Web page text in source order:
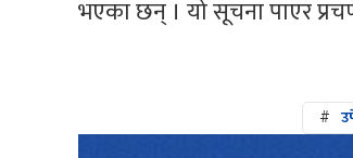
भएका छन् । यो सूचना पाएर
#